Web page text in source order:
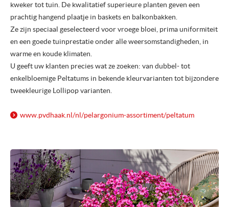
kweker tot tuin. De kwalitatief superieure planten geven een
prachtig hangend plaatje in baskets en balkonbakken.
Ze zijn speciaal geselecteerd voor vroege bloei, prima uniformiteit
en een goede tuinprestatie onder alle weersomstandigheden, in
warme en koude klimaten.
U geeft uw klanten precies wat ze zoeken: van dubbel- tot
enkelbloemige Peltatums in bekende kleurvarianten tot bijzondere
tweekleurige Lollipop varianten.
www.pvdhaak.nl/nl/pelargonium-assortiment/peltatum